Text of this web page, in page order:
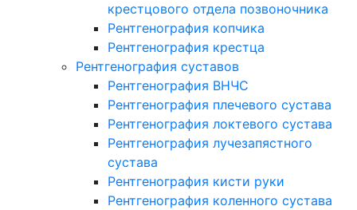
крестцового отдела позвоночника
Рентгенография копчика
Рентгенография крестца
Рентгенография суставов
Рентгенография ВНЧС
Рентгенография плечевого сустава
Рентгенография локтевого сустава
Рентгенография лучезапястного
сустава
Рентгенография кисти руки
Рентгенография коленного сустава